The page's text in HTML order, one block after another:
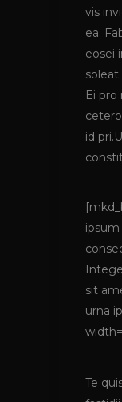
vis
ea.
eosei
soleat
Ei
id
sit
urna
Te